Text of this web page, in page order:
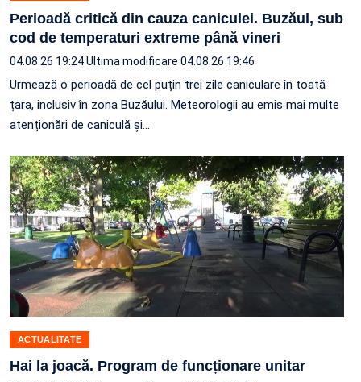
Perioadă critică din cauza caniculei. Buzăul, sub
cod de temperaturi extreme până vineri
04.08.26 19:24Ultima modificare 04.08.26 19:46
Urmează o perioadă de cel puțin trei zile caniculare în toată
țara, inclusiv în zona Buzăului. Meteorologii au emis mai multe
atenționări de caniculă și…
ACTUALITATE
Hai la joacă. Program de funcționare unitar